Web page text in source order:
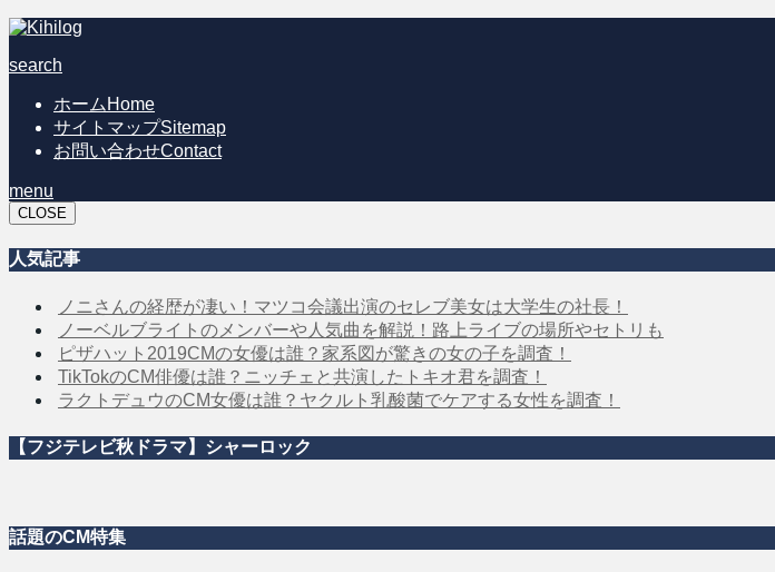
search
ホーム Home
サイトマップSitemap
お問い合わせContact
menu
CLOSE
人気記事
ノニさんの経歴が凄い！マツコ会議出演のセレブ美女は大学生の社長！
ノーベルブライトのメンバーや人気曲を解説！路上ライブの場所やセトリも
ピザハット2019CMの女優は誰？家系図が驚きの女の子を調査！
TikTokのCM俳優は誰？ニッチェと共演したトキオ君を調査！
ラクトデュウのCM女優は誰？ヤクルト乳酸菌でケアする女性を調査！
【フジテレビ秋ドラマ】シャーロック
話題のCM特集